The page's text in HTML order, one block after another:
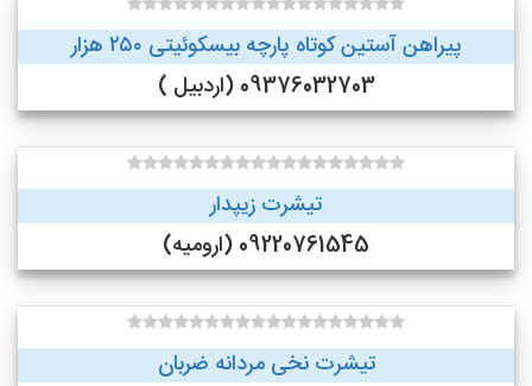
پیراهن آستین کوتاه پارچه بیسکوئیتی ۲۵۰ هزار
09376032703 (اردبیل )
تیشرت زیپدار
09220761545 (ارومیه)
تیشرت نخی مردانه ضربان